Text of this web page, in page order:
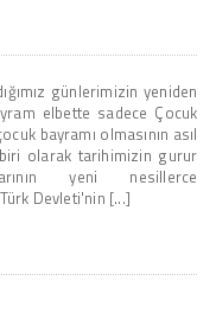
günlerimizin yeniden
elbette sadece Çocuk
bayramı olmasının asıl
olarak tarihimizin gurur
yeni nesillerce
Devleti'nin [...]